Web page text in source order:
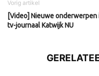
Vorig artikel
[Video] Nieuwe onderwerpen
tv-journaal Katwijk NU